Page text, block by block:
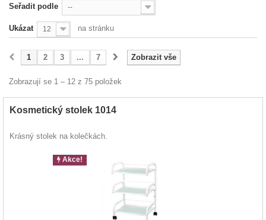
Seřadit podle --
Ukázat 12 na stránku
Zobrazit vše
1 2 3 ... 7
Zobrazují se 1 – 12 z 75 položek
Kosmetický stolek 1014
Krásný stolek na kolečkách.
Akce!